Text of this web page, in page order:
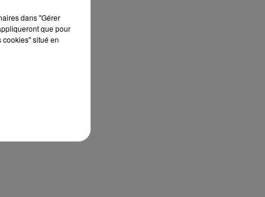
dans "Gérer
que pour
cookies" situé en